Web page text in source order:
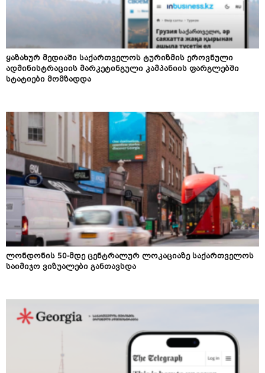
ყაზახურ მედიაში საქართველოს ტურიზმის ეროვნული
ადმინისტრაციის მარკეტინგული კამპანიის ფარგლებში
სტატიები მომზადდა
ლონდონის 50-მდე ცენტრალურ ლოკაციაზე საქართველოს
საიმიჯო ვიზუალები განთავსდა